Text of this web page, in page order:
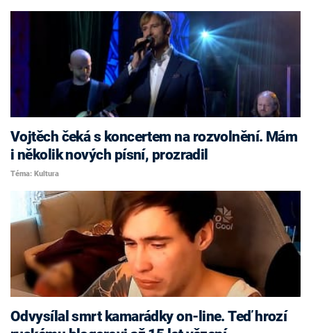
Vojtěch čeká s koncertem na rozvolnění. Mám
i několik nových písní, prozradil
Téma: Kultura
Odvysílal smrt kamarádky on-line. Teď hrozí